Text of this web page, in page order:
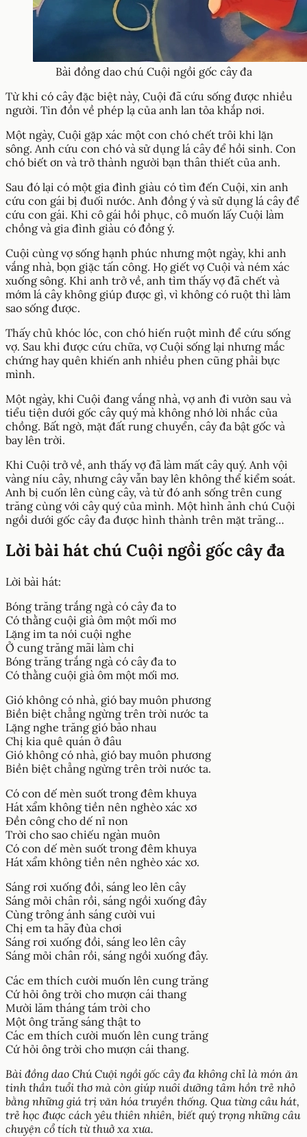
Bài đồng dao chú Cuội ngồi gốc cây đa
Từ khi có cây đặc biệt này, Cuội đã cứu sống được nhiều
người. Tin đồn về phép lạ của anh lan tỏa khắp nơi.
Một ngày, Cuội gặp xác một con chó chết trôi khi lặn
sông. Anh cứu con chó và sử dụng lá cây để hồi sinh. Con
chó biết ơn và trở thành người bạn thân thiết của anh.
Sau đó lại có một gia đình giàu có tìm đến Cuội, xin anh
cứu con gái bị đuối nước. Anh đồng ý và sử dụng lá cây để
cứu con gái. Khi cô gái hồi phục, cô muốn lấy Cuội làm
chồng và gia đình giàu có đồng ý.
Cuội cùng vợ sống hạnh phúc nhưng một ngày, khi anh
vắng nhà, bọn giặc tấn công. Họ giết vợ Cuội và ném xác
xuống sông. Khi anh trở về, anh tìm thấy vợ đã chết và
mớm lá cây không giúp được gì, vì không có ruột thì làm
sao sống được.
Thấy chủ khóc lóc, con chó hiến ruột mình để cứu sống
vợ. Sau khi được cứu chữa, vợ Cuội sống lại nhưng mắc
chứng hay quên khiến anh nhiều phen cũng phải bực
mình.
Một ngày, khi Cuội đang vắng nhà, vợ anh đi vườn sau và
tiểu tiện dưới gốc cây quý mà không nhớ lời nhắc của
chồng. Bất ngờ, mặt đất rung chuyển, cây đa bật gốc và
bay lên trời.
Khi Cuội trở về, anh thấy vợ đã làm mất cây quý. Anh vội
vàng níu cây, nhưng cây vẫn bay lên không thể kiểm soát.
Anh bị cuốn lên cùng cây, và từ đó anh sống trên cung
trăng cùng với cây quý của mình. Một hình ảnh chú Cuội
ngồi dưới gốc cây đa được hình thành trên mặt trăng…
Lời bài hát chú Cuội ngồi gốc cây đa
Lời bài hát:
Bóng trăng trắng ngà có cây đa to
Có thằng cuội già ôm một mối mơ
Lặng im ta nói cuội nghe
Ở cung trăng mãi làm chi
Bóng trăng trắng ngà có cây đa to
Có thằng cuội già ôm một mối mơ.
Gió không có nhà, gió bay muôn phương
Biền biệt chẳng ngừng trên trời nước ta
Lặng nghe trăng gió bảo nhau
Chị kia quê quán ở đâu
Gió không có nhà, gió bay muôn phương
Biền biệt chẳng ngừng trên trời nước ta.
Có con dế mèn suốt trong đêm khuya
Hát xẩm không tiền nên nghèo xác xơ
Đền công cho dế nỉ non
Trời cho sao chiếu ngàn muôn
Có con dế mèn suốt trong đêm khuya
Hát xẩm không tiền nên nghèo xác xơ.
Sáng rơi xuống đồi, sáng leo lên cây
Sáng mỏi chân rồi, sáng ngồi xuống đây
Cùng trông ánh sáng cười vui
Chị em ta hãy đùa chơi
Sáng rơi xuống đồi, sáng leo lên cây
Sáng mỏi chân rồi, sáng ngồi xuống đây.
Các em thích cười muốn lên cung trăng
Cứ hỏi ông trời cho mượn cái thang
Mười lăm tháng tám trời cho
Một ông trăng sáng thật to
Các em thích cười muốn lên cung trăng
Cứ hỏi ông trời cho mượn cái thang.
Bài đồng dao Chú Cuội ngồi gốc cây đa không chỉ là món ăn
tinh thần tuổi thơ mà còn giúp nuôi dưỡng tâm hồn trẻ nhỏ
bằng những giá trị văn hóa truyền thống. Qua từng câu hát,
trẻ học được cách yêu thiên nhiên, biết quý trọng những câu
chuyện cổ tích từ thuở xa xưa.